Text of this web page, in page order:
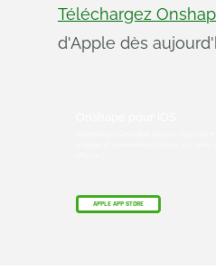
Téléchargez
d'Apple dès
APPLE APP STORE